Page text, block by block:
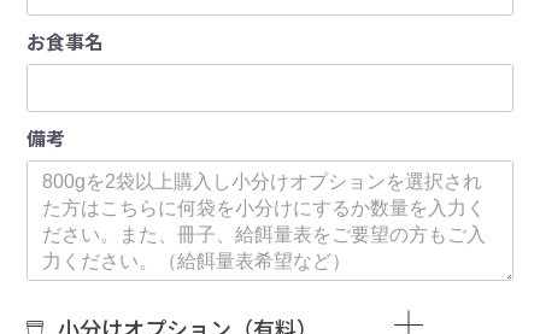
お食事名
備考
小分けオプション（有料）